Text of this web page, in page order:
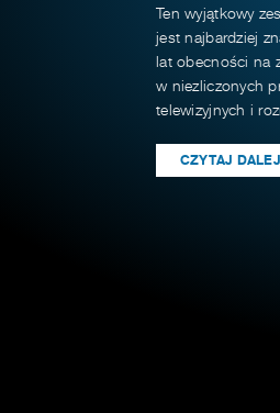
Ten wyjątkowy
jest najbardziej
lat obecności na
w niezliczonych
telewizyjnych i
CZYTAJ DALEJ